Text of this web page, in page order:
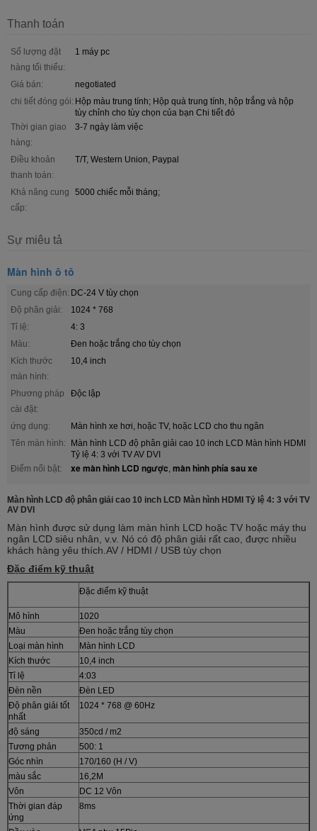
Thanh toán
Số lượng đặt
hàng tối thiểu:
1 máy pc
Giá bán:
negotiated
chi tiết đóng gói: Hộp màu trung tính; Hộp quà trung tính, hộp trắng và hộp
tùy chỉnh cho tùy chọn của bạn Chi tiết đó
Thời gian giao
hàng:
3-7 ngày làm việc
Điều khoản
thanh toán:
T/T, Western Union, Paypal
Khả năng cung
cấp:
5000 chiếc mỗi tháng;
Sự miêu tả
Màn hình ô tô
Cung cấp điện: DC-24 V tùy chọn
Độ phân giải:
1024 * 768
Tỉ lệ:
4: 3
Màu:
Đen hoặc trắng cho tùy chọn
Kích thước
màn hình:
10,4 inch
Phương pháp
cài đặt:
Độc lập
ứng dụng:
Màn hình xe hơi, hoặc TV, hoặc LCD cho thu ngân
Tên màn hình:
Màn hình LCD độ phân giải cao 10 inch LCD Màn hình HDMI
Tỷ lệ 4: 3 với TV AV DVI
Điểm nổi bật:
xe màn hình LCD ngược, màn hình phía sau xe
Màn hình LCD độ phân giải cao 10 inch LCD Màn hình HDMI Tỷ lệ 4: 3 với TV
AV DVI
Màn hình được sử dụng làm màn hình LCD hoặc TV hoặc máy thu
ngân LCD siêu nhân, v.v. Nó có độ phân giải rất cao, được nhiều
khách hàng yêu thích.AV / HDMI / USB tùy chọn
Đặc điểm kỹ thuật
Đặc điểm kỹ thuật
Mô hình
1020
Màu
Đen hoặc trắng tùy chọn
Loại màn hình
Màn hình LCD
Kích thước
10,4 inch
Tỉ lệ
4:03
Đèn nền
Đèn LED
Độ phân giải tốt
nhất
1024 * 768 @ 60Hz
độ sáng
350cd / m2
Tương phản
500: 1
Góc nhìn
170/160 (H / V)
màu sắc
16,2M
Vôn
DC 12 Vôn
Thời gian đáp
ứng
8ms